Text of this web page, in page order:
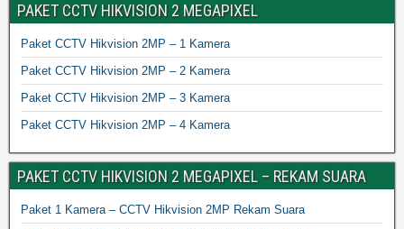
PAKET CCTV HIKVISION 2 MEGAPIXEL
Paket CCTV Hikvision 2MP – 1 Kamera
Paket CCTV Hikvision 2MP – 2 Kamera
Paket CCTV Hikvision 2MP – 3 Kamera
Paket CCTV Hikvision 2MP – 4 Kamera
PAKET CCTV HIKVISION 2 MEGAPIXEL – REKAM SUARA
Paket 1 Kamera – CCTV Hikvision 2MP Rekam Suara